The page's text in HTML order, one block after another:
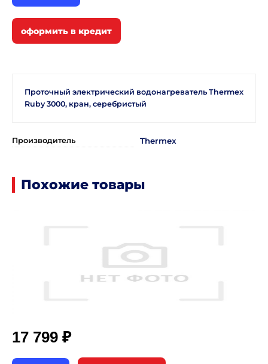
Проточный электрический водонагреватель Thermex
Ruby 3000, кран, серебристый
Производитель Thermex
Похожие товары
17 799 ₽